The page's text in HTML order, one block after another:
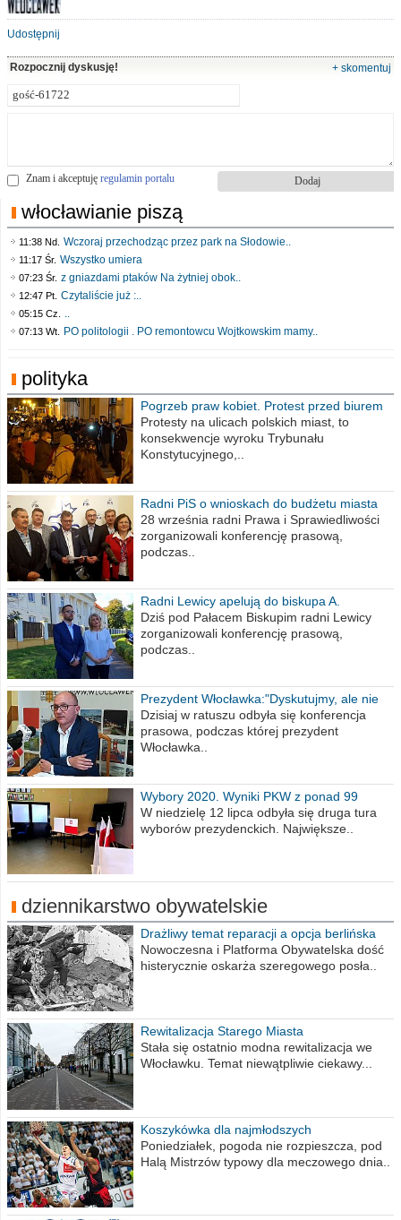
Udostępnij
Rozpocznij dyskusję! + skomentuj
Znam i akceptuję regulamin portalu
włocławianie piszą
11:38 Nd. Wczoraj przechodząc przez park na Słodowie..
11:17 Śr. Wszystko umiera
07:23 Śr. z gniazdami ptaków Na żytniej obok..
12:47 Pt. Czytaliście już :..
05:15 Cz. ..
07:13 Wt. PO politologii . PO remontowcu Wojtkowskim mamy..
polityka
Pogrzeb praw kobiet. Protest przed biurem
poselskim PiS
Protesty na ulicach polskich miast, to
konsekwencje wyroku Trybunału
Konstytucyjnego,..
Radni PiS o wnioskach do budżetu miasta
na 2021 rok
28 września radni Prawa i Sprawiedliwości
zorganizowali konferencję prasową,
podczas..
Radni Lewicy apelują do biskupa A.
Wiesława Meringa
Dziś pod Pałacem Biskupim radni Lewicy
zorganizowali konferencję prasową,
podczas..
Prezydent Włocławka:"Dyskutujmy, ale nie
obrażajmy się”
Dzisiaj w ratuszu odbyła się konferencja
prasowa, podczas której prezydent
Włocławka..
Wybory 2020. Wyniki PKW z ponad 99
procent obwodów
W niedzielę 12 lipca odbyła się druga tura
wyborów prezydenckich. Największe..
dziennikarstwo obywatelskie
Drażliwy temat reparacji a opcja berlińska
Nowoczesna i Platforma Obywatelska dość
histerycznie oskarża szeregowego posła..
Rewitalizacja Starego Miasta
Stała się ostatnio modna rewitalizacja we
Włocławku. Temat niewątpliwie ciekawy...
Koszykówka dla najmłodszych
Poniedziałek, pogoda nie rozpieszcza, pod
Halą Mistrzów typowy dla meczowego dnia..